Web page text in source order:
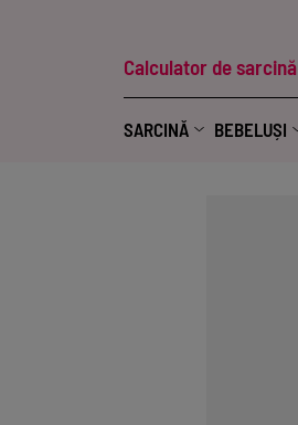
Calculator de sarcină
SARCINĂ BEBELUȘI